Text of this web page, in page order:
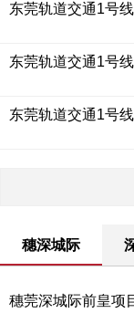
东莞轨道交通1号
东莞轨道交通1号
东莞轨道交通1号
穗深城际
穗莞深城际前皇项